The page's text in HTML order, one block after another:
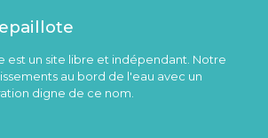
est un site libre et indépendant. Notre
au bord de l'eau avec un
digne de ce nom.